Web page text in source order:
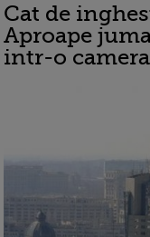
Cat de
Aproape
intr-o